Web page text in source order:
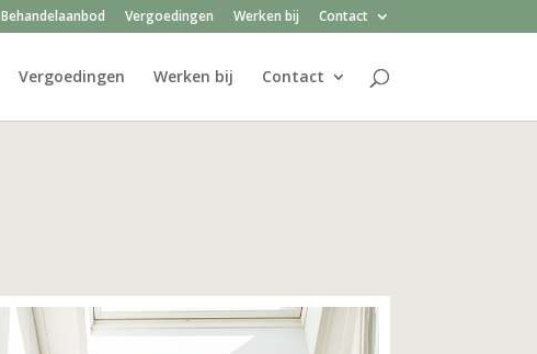
Behandelaanbod Vergoedingen Werken bij Contact
Vergoedingen Werken bij Contact